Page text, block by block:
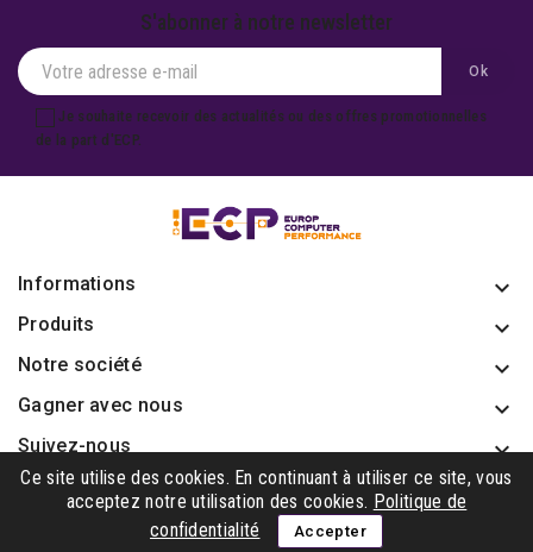
S'abonner à notre newsletter
Je souhaite recevoir des actualités ou des offres promotionnelles
de la part d'ECP.
Informations keyboard_arrow_down
Produits 
Notre société 
Ce site utilise des cookies. En continuant à utiliser ce site, vous
acceptez notre utilisation des cookies. Politique de
confidentialité
Accepter
Gagner avec nous 
Suivez-nous 